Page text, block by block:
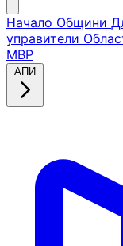
Начало Общини
управители
МВР
АПИ